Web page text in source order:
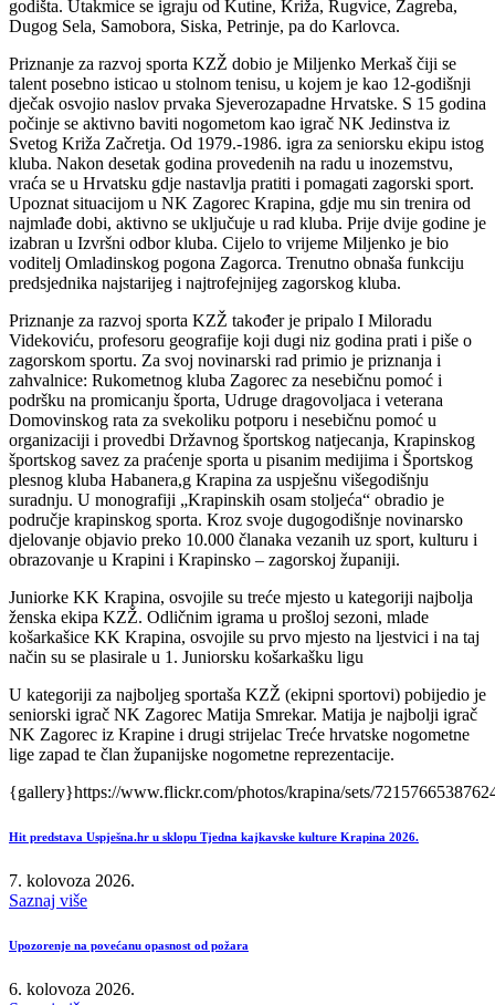
godišta. Utakmice se igraju od Kutine, Križa, Rugvice, Zagreba,
Dugog Sela, Samobora, Siska, Petrinje, pa do Karlovca.
Priznanje za razvoj sporta KZŽ dobio je Miljenko Merkaš čiji se
talent posebno isticao u stolnom tenisu, u kojem je kao 12-godišnji
dječak osvojio naslov prvaka Sjeverozapadne Hrvatske. S 15 godina
počinje se aktivno baviti nogometom kao igrač NK Jedinstva iz
Svetog Križa Začretja. Od 1979.-1986. igra za seniorsku ekipu istog
kluba. Nakon desetak godina provedenih na radu u inozemstvu,
vraća se u Hrvatsku gdje nastavlja pratiti i pomagati zagorski sport.
Upoznat situacijom u NK Zagorec Krapina, gdje mu sin trenira od
najmlađe dobi, aktivno se uključuje u rad kluba. Prije dvije godine je
izabran u Izvršni odbor kluba. Cijelo to vrijeme Miljenko je bio
voditelj Omladinskog pogona Zagorca. Trenutno obnaša funkciju
predsjednika najstarijeg i najtrofejnijeg zagorskog kluba.
Priznanje za razvoj sporta KZŽ također je pripalo I Miloradu
Videkoviću, profesoru geografije koji dugi niz godina prati i piše o
zagorskom sportu. Za svoj novinarski rad primio je priznanja i
zahvalnice: Rukometnog kluba Zagorec za nesebičnu pomoć i
podršku na promicanju športa, Udruge dragovoljaca i veterana
Domovinskog rata za svekoliku potporu i nesebičnu pomoć u
organizaciji i provedbi Državnog športskog natjecanja, Krapinskog
športskog savez za praćenje sporta u pisanim medijima i Športskog
plesnog kluba Habanera,g Krapina za uspješnu višegodišnju
suradnju. U monografiji „Krapinskih osam stoljeća“ obradio je
područje krapinskog sporta. Kroz svoje dugogodišnje novinarsko
djelovanje objavio preko 10.000 članaka vezanih uz sport, kulturu i
obrazovanje u Krapini i Krapinsko – zagorskoj županiji.
Juniorke KK Krapina, osvojile su treće mjesto u kategoriji najbolja
ženska ekipa KZŽ. Odličnim igrama u prošloj sezoni, mlade
košarkašice KK Krapina, osvojile su prvo mjesto na ljestvici i na taj
način su se plasirale u 1. Juniorsku košarkašku ligu
U kategoriji za najboljeg sportaša KZŽ (ekipni sportovi) pobijedio je
seniorski igrač NK Zagorec Matija Smrekar. Matija je najbolji igrač
NK Zagorec iz Krapine i drugi strijelac Treće hrvatske nogometne
lige zapad te član županijske nogometne reprezentacije.
{gallery}https://www.flickr.com/photos/krapina/sets/
Hit predstava Uspješna.hr u sklopu Tjedna kajkavske kulture Krapina 2026.
7. kolovoza 2026.
Saznaj više
Upozorenje na povećanu opasnost od požara
6. kolovoza 2026.